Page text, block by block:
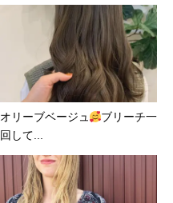
オリーブベージュ
ブリーチ一
回して...